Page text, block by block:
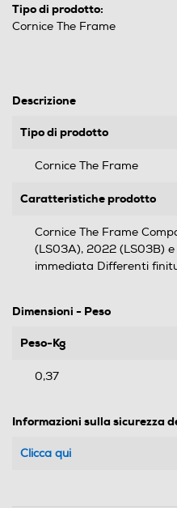
Tipo di prodotto:
Cornice The Frame
Descrizione
Tipo di prodotto
Cornice The Frame
Caratteristiche prodotto
Cornice The Frame
(LS03A), 2022 (LS03B)
immediata Differenti
Dimensioni - Peso
Peso-Kg
0,37
Informazioni sulla sicurezza
Clicca qui